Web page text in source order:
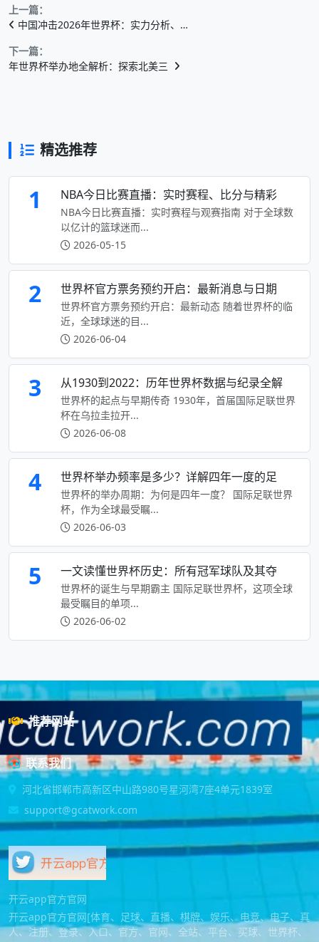
上一篇：
中国冲击2026年世界杯：实力分析、…
下一篇：
年世界杯举办地全解析：探索北美三
精选推荐
1 NBA今日比赛直播：实时赛程、比分与精彩
NBA今日比赛直播：实时赛程与观赛指南 对于全球数
以亿计的篮球迷而...
2026-05-15
2 世界杯官方票务预约开启：最新消息与日期
世界杯官方票务预约开启：最新动态 随着世界杯的临
近，全球球迷的目...
2026-06-04
3 从1930到2022：历年世界杯数据与纪录全解
世界杯的起点与早期传奇 1930年，首届国际足联世界
杯在乌拉圭拉开...
2026-06-08
4 世界杯举办频率是多少？详解四年一度的足
世界杯的举办周期：为何是四年一度？ 国际足联世界
杯，作为全球最受瞩...
2026-06-03
5 一文读懂世界杯历史：所有冠军球队及其夺
世界杯的诞生与早期霸主 国际足联世界杯，这项全球
最受瞩目的单项...
2026-06-02
推荐网站
联系我们
河北省邯郸市高新区中山路980号星河湾7座4单元1839室
support@gcatwork.com
开云app官方官网
开云app官方官网[体育、足球、直播、棋牌、娱乐、电竞、电子、真
人、注册、登录、入口、官方、官网、全站、平台、买球、世界杯、